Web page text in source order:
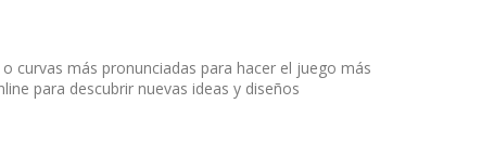
curvas más pronunciadas para hacer el juego más
para descubrir nuevas ideas y diseños